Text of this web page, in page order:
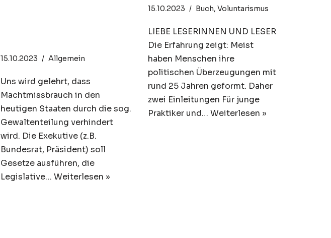
15.10.2023 Allgemein
Uns wird gelehrt, dass
Machtmissbrauch in den
heutigen Staaten durch die sog.
Gewaltenteilung verhindert
wird. Die Exekutive (z.B.
Bundesrat, Präsident) soll
Gesetze ausführen, die
Legislative… Weiterlesen »
15.10.2023 Buch, Voluntarismus
LIEBE LESERINNEN UND LESER
Die Erfahrung zeigt: Meist
haben Menschen ihre
politischen Überzeugungen mit
rund 25 Jahren geformt. Daher
zwei Einleitungen Für junge
Praktiker und… Weiterlesen »